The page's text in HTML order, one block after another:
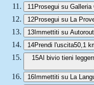
11 Prosegui su Galleria
12Prosegui su La
13Immettiti su
14Prendi l'uscita50,1
15Al bivio tieni
16Immettiti su La